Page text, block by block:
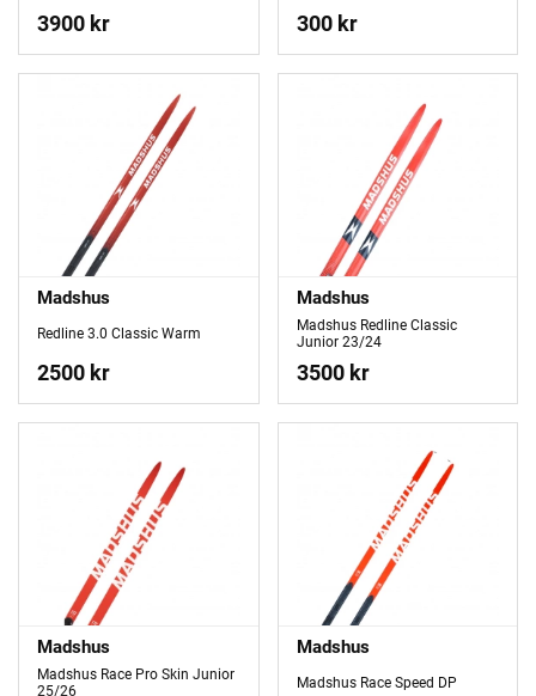
3900 kr 300 kr
Madshus
Redline 3.0 Classic Warm
2500 kr
Madshus
Madshus Redline Classic
Junior 23/24
3500 kr
Madshus
Madshus Race Pro Skin Junior
25/26
Madshus
Madshus Race Speed DP